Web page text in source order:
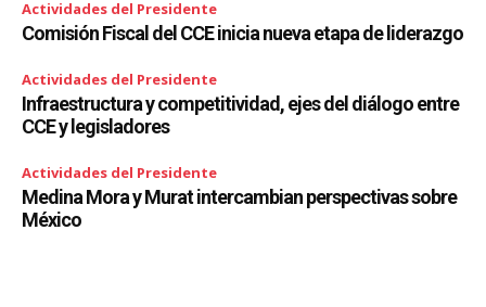
Actividades del Presidente
Comisión Fiscal del CCE inicia nueva etapa de liderazgo
Actividades del Presidente
Infraestructura y competitividad, ejes del diálogo entre
CCE y legisladores
Actividades del Presidente
Medina Mora y Murat intercambian perspectivas sobre
México